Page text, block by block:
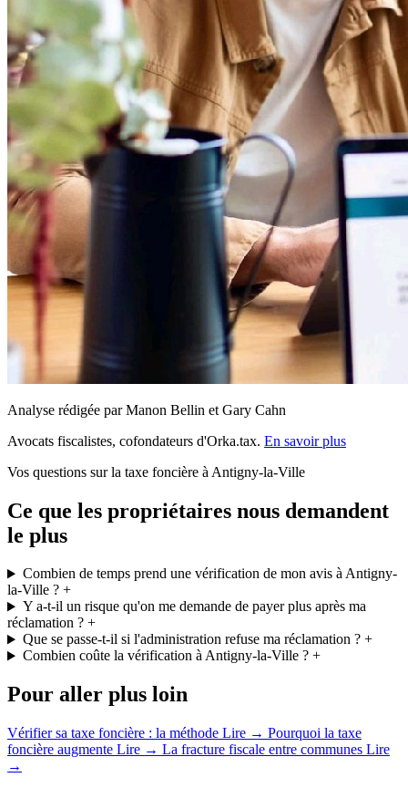
Analyse rédigée par Manon Bellin et Gary Cahn
Avocats fiscalistes, cofondateurs d'Orka.tax. En savoir plus
Vos questions sur la taxe foncière à Antigny-la-Ville
Ce que les propriétaires nous demandent
le plus
Combien de temps prend une vérification de mon avis à Antigny-
la-Ville ? +
Y a-t-il un risque qu'on me demande de payer plus après ma
réclamation ? +
Que se passe-t-il si l'administration refuse ma réclamation ?+
Combien coûte la vérification à Antigny-la-Ville ?+
Pour aller plus loin
Vérifier sa taxe foncière : la méthode Lire → Pourquoi la taxe
foncière augmente Lire → La fracture fiscale entre communes Lire
→